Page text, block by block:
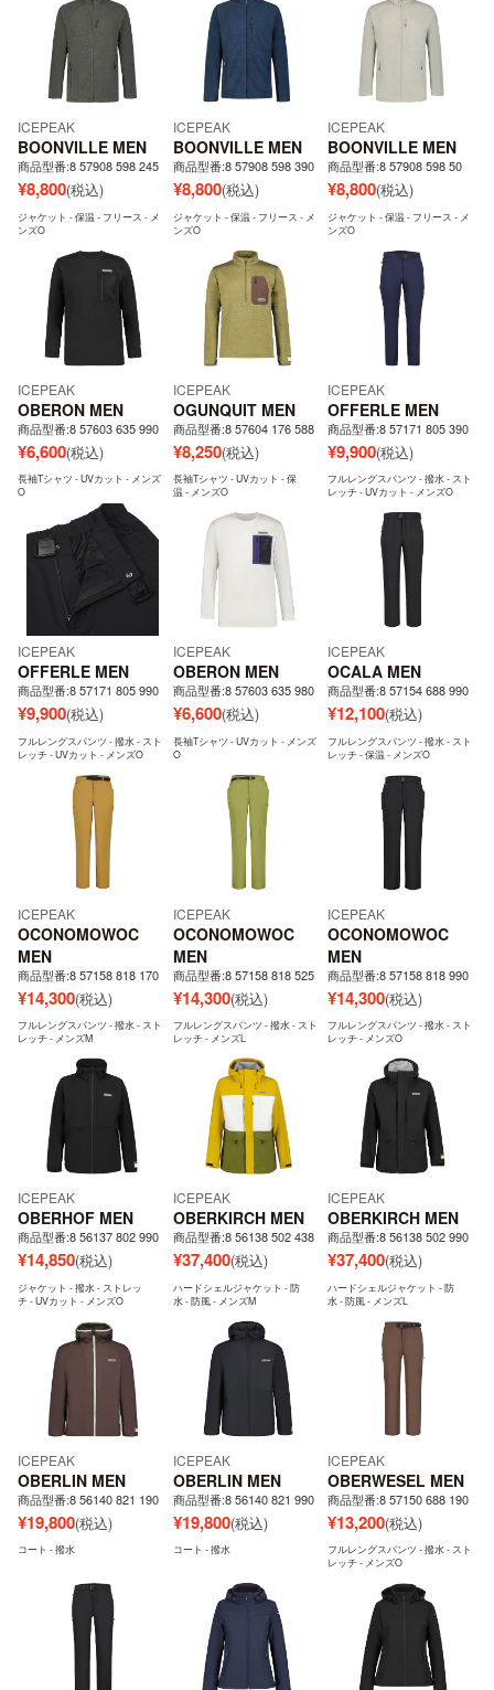
ICEPEAK
BOONVILLE MEN
商品型番:8 57908 598 245
¥8,800(税込)
ジャケット - 保温 - フリース - メ
ンズO
ICEPEAK
BOONVILLE MEN
商品型番:8 57908 598 390
¥8,800(税込)
ジャケット - 保温 - フリース - メ
ンズO
ICEPEAK
BOONVILLE MEN
商品型番:8 57908 598 50
¥8,800(税込)
ジャケット - 保温 - フリース - メ
ンズO
ICEPEAK
OBERON MEN
商品型番:8 57603 635 990
¥6,600(税込)
長袖Tシャツ - UVカット - メンズ
O
ICEPEAK
OGUNQUIT MEN
商品型番:8 57604 176 588
¥8,250(税込)
長袖Tシャツ - UVカット - 保
温 - メンズO
ICEPEAK
OFFERLE MEN
商品型番:8 57171 805 390
¥9,900(税込)
フルレングスパンツ - 撥水 - スト
レッチ - UVカット - メンズO
ICEPEAK
OFFERLE MEN
商品型番:8 57171 805 990
¥9,900(税込)
フルレングスパンツ - 撥水 - スト
レッチ - UVカット - メンズO
ICEPEAK
OBERON MEN
商品型番:8 57603 635 980
¥6,600(税込)
長袖Tシャツ - UVカット - メンズ
O
ICEPEAK
OCALA MEN
商品型番:8 57154 688 990
¥12,100(税込)
フルレングスパンツ - 撥水 - スト
レッチ - 保温 - メンズO
ICEPEAK
OCONOMOWOC
MEN
商品型番:8 57158 818 170
¥14,300(税込)
フルレングスパンツ - 撥水 - スト
レッチ - メンズM
ICEPEAK
OCONOMOWOC
MEN
商品型番:8 57158 818 525
¥14,300(税込)
フルレングスパンツ - 撥水 - スト
レッチ - メンズL
ICEPEAK
OCONOMOWOC
MEN
商品型番:8 57158 818 990
¥14,300(税込)
フルレングスパンツ - 撥水 - スト
レッチ - メンズO
ICEPEAK
OBERHOF MEN
商品型番:8 56137 802 990
¥14,850(税込)
ジャケット - 撥水 - ストレッ
チ - UVカット - メンズO
ICEPEAK
OBERKIRCH MEN
商品型番:8 56138 502 438
¥37,400(税込)
ハードシェルジャケット - 防
水 - 防風 - メンズM
ICEPEAK
OBERKIRCH MEN
商品型番:8 56138 502 990
¥37,400(税込)
ハードシェルジャケット - 防
水 - 防風 - メンズL
ICEPEAK
OBERLIN MEN
商品型番:8 56140 821 190
¥19,800(税込)
コート - 撥水
ICEPEAK
OBERLIN MEN
商品型番:8 56140 821 990
¥19,800(税込)
コート - 撥水
ICEPEAK
OBERWESEL MEN
商品型番:8 57150 688 190
¥13,200(税込)
フルレングスパンツ - 撥水 - スト
レッチ - メンズO